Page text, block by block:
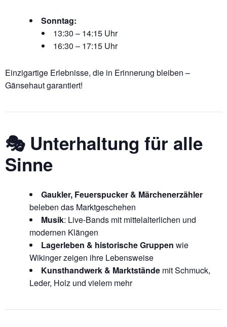
Sonntag:
13:30 – 14:15 Uhr
16:30 – 17:15 Uhr
Einzigartige Erlebnisse, die in Erinnerung bleiben –
Gänsehaut garantiert!
🎭 Unterhaltung für alle
Sinne
Gaukler, Feuerspucker & Märchenerzähler
beleben das Marktgeschehen
Musik: Live-Bands mit mittelalterlichen und
modernen Klängen
Lagerleben & historische Gruppen wie
Wikinger zeigen ihre Lebensweise
Kunsthandwerk & Marktstände mit Schmuck,
Leder, Holz und vielem mehr